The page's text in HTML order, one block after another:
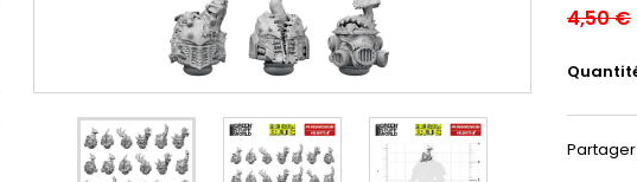
4,50 €
Partager